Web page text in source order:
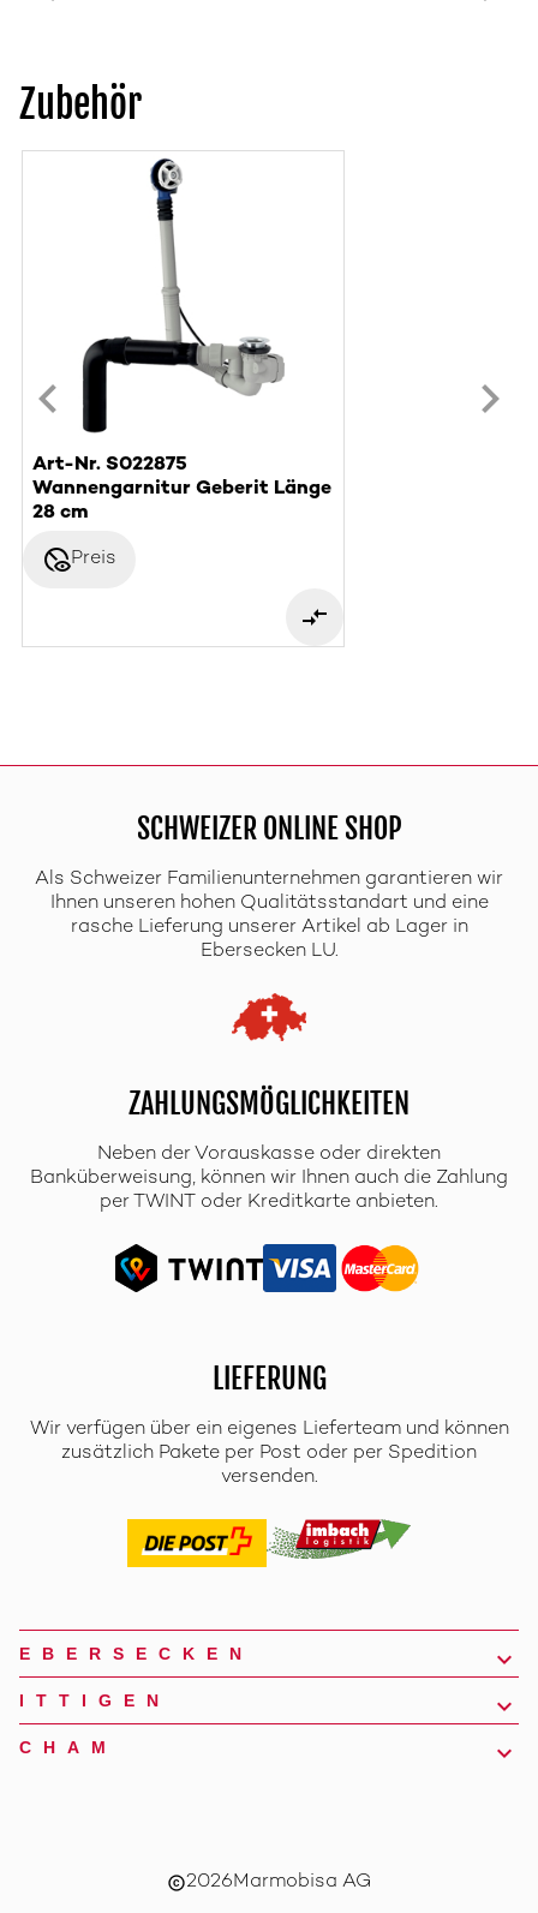
Zubehör
Art-Nr. S022875
Wannengarnitur Geberit Länge
28 cm
disabled_visiblePreis
SCHWEIZER ONLINE SHOP
Als Schweizer Familienunternehmen garantieren wir
Ihnen unseren hohen Qualitätsstandart und eine
rasche Lieferung unserer Artikel ab Lager in
Ebersecken LU.
ZAHLUNGSMÖGLICHKEITEN
Neben der Vorauskasse oder direkten
Banküberweisung, können wir Ihnen auch die Zahlung
per TWINT oder Kreditkarte anbieten.
LIEFERUNG
Wir verfügen über ein eigenes Lieferteam und können
zusätzlich Pakete per Post oder per Spedition
versenden.
EBERSECKEN
ITTIGEN
CHAM
copyright2026Marmobisa AG